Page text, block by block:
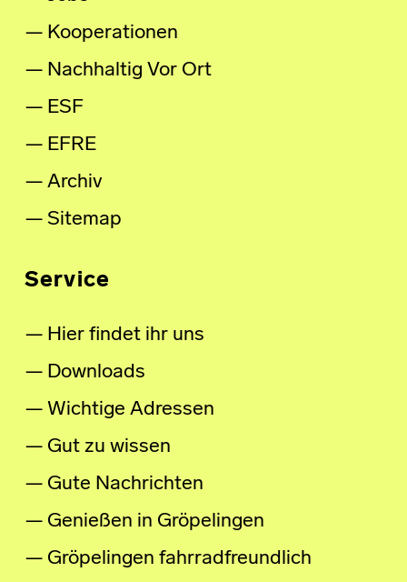
Kooperationen
Nachhaltig Vor Ort
ESF
EFRE
Archiv
Sitemap
Service
Hier findet ihr uns
Downloads
Wichtige Adressen
Gut zu wissen
Gute Nachrichten
Genießen in Gröpelingen
Gröpelingen fahrradfreundlich